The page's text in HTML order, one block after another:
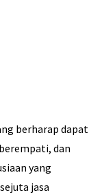
berharap dapat
dan
yang
jasa